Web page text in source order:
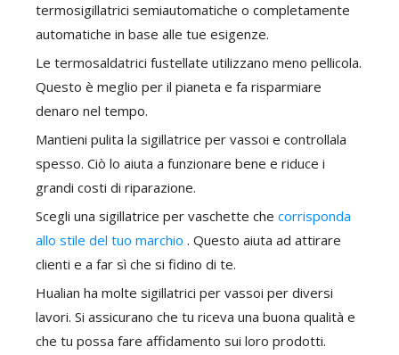
termosigillatrici semiautomatiche o completamente
automatiche in base alle tue esigenze.
Le termosaldatrici fustellate utilizzano meno pellicola.
Questo è meglio per il pianeta e fa risparmiare
denaro nel tempo.
Mantieni pulita la sigillatrice per vassoi e controllala
spesso. Ciò lo aiuta a funzionare bene e riduce i
grandi costi di riparazione.
Scegli una sigillatrice per vaschette che corrisponda
allo stile del tuo marchio . Questo aiuta ad attirare
clienti e a far sì che si fidino di te.
Hualian ha molte sigillatrici per vassoi per diversi
lavori. Si assicurano che tu riceva una buona qualità e
che tu possa fare affidamento sui loro prodotti.